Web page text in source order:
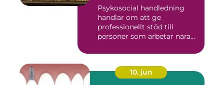
Psykosocial handledning
handlar om att ge
professionellt stöd till
personer som arbetar nära
10. jun